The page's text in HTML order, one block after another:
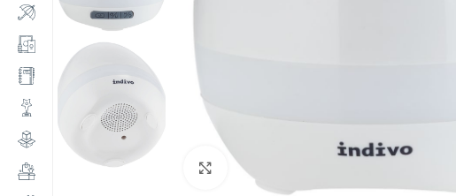
Нажмите, чтобы увеличить